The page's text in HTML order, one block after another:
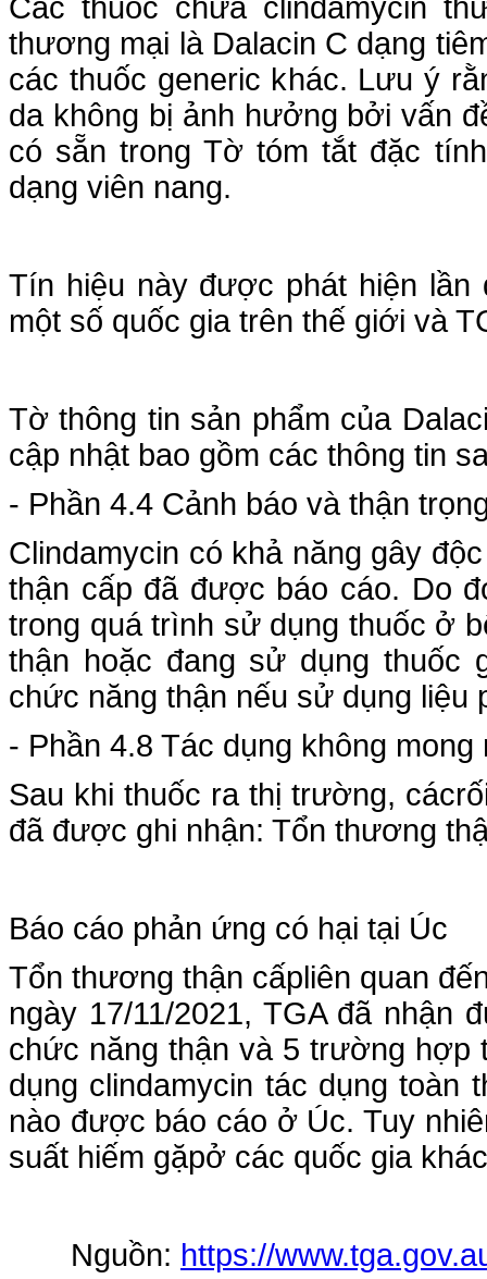
Các thuốc chứa clindamycin
thương mại là Dalacin C dạng
các thuốc generic khác. Lưu ý
da không bị ảnh hưởng bởi vấn
có sẵn trong Tờ tóm tắt đặc
dạng viên nang.
Tín hiệu này được phát hiện
một số quốc gia trên thế giới và
Tờ thông tin sản phẩm của
cập nhật bao gồm các thông tin
- Phần 4.4 Cảnh báo và thận
Clindamycin có khả năng gây
thận cấp đã được báo cáo. Do
trong quá trình sử dụng thuốc ở
thận hoặc đang sử dụng thuốc
chức năng thận nếu sử dụng liệu
- Phần 4.8 Tác dụng không mong
Sau khi thuốc ra thị trường,
đã được ghi nhận: Tổn thương
Báo cáo phản ứng có hại tại Úc
Tổn thương thận cấpliên quan
ngày 17/11/2021, TGA đã
chức năng thận và 5 trường hợp
dụng clindamycin tác dụng toàn
nào được báo cáo ở Úc. Tuy
suất hiếm gặpở các quốc gia
Nguồn: https://